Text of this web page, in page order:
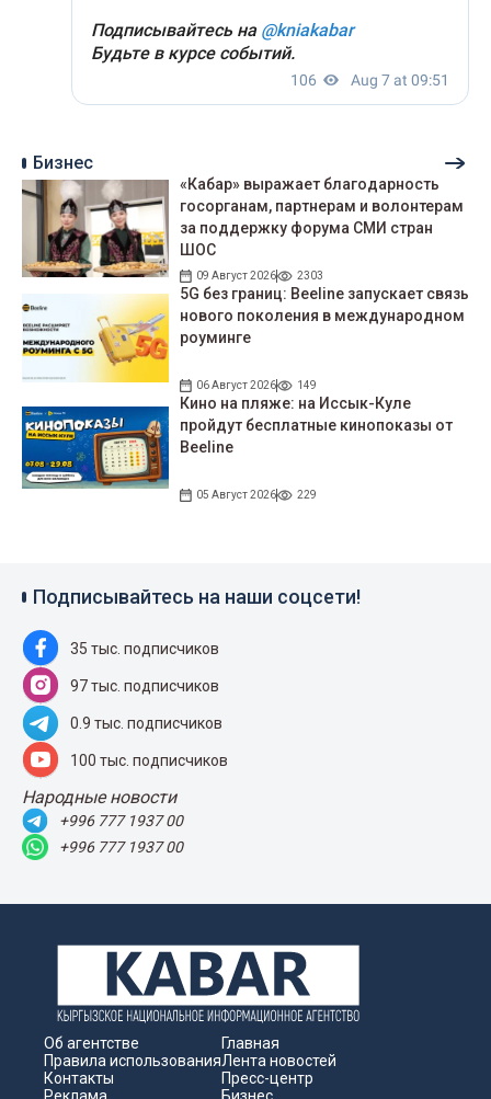
Бизнес
«Кабар» выражает благодарность
госорганам, партнерам и волонтерам
за поддержку форума СМИ стран
ШОС
09 Август 2026 2303
5G без границ: Beeline запускает связь
нового поколения в международном
роуминге
06 Август 2026 149
Кино на пляже: на Иссык-Куле
пройдут беcплатные кинопоказы от
Beeline
05 Август 2026 229
Подписывайтесь на наши соцсети!
35 тыс. подписчиков
97 тыс. подписчиков
0.9 тыс. подписчиков
100 тыс. подписчиков
Народные новости
+996 777 1937 00
+996 777 1937 00
Об агентстве
Правила использования
Контакты
Реклама
Главная
Лента новостей
Пресс-центр
Бизнес